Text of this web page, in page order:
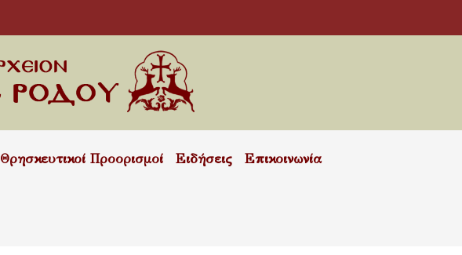
Θρησκευτικοί Προορισμοί Ειδήσεις Επικοινωνία